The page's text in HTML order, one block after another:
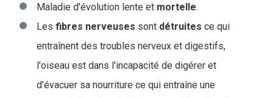
Maladie d'évolution lente et mortelle.
Les fibres nerveuses sont détruites ce qui
entraînent des troubles nerveux et digestifs,
l'oiseau est dans l'incapacité de digérer et
d'évacuer sa nourriture ce qui entraîne une